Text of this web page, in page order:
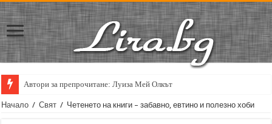
Автори за препрочитане: Луиза Мей Олкът
Начало / Свят / Четенето на книги – забавно, евтино и полезно хоби